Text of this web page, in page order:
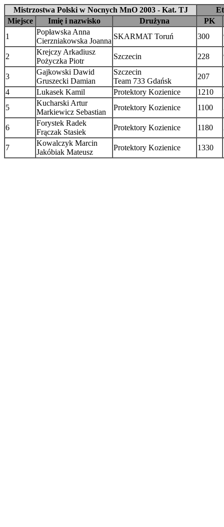
Mistrzostwa Polski w Nocnych MnO 2003 - Kat. TJ
Miejsce
Imię i nazwisko Drużyna
PK
1
Popławska Anna
Cierzniakowska Joanna
SKARMAT Toruń 300
2
Krejczy Arkadiusz
Pożyczka Piotr
Szczecin 228
3
Gajkowski Dawid
Gruszecki Damian
Szczecin
Team 733 Gdańsk
207
4
Lukasek Kamil Protektory Kozienice 1210
5
Kucharski Artur
Markiewicz Sebastian
Protektory Kozienice 1100
6
Forystek Radek
Frączak Stasiek
Protektory Kozienice 1180
7
Kowalczyk Marcin
Jakóbiak Mateusz
Protektory Kozienice 1330